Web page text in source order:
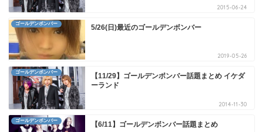
2015-06-24
ゴールデンボンバー 5/26(日)最近のゴールデンボンバー
2019-05-26
ゴールデンボンバー
【11/29】ゴールデンボンバー話題まとめ イケダ
ーランド
2014-11-30
ゴールデンボンバー 【6/11】ゴールデンボンバー話題まとめ